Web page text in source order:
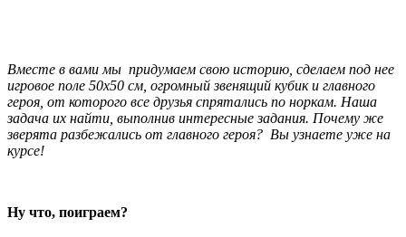
Вместе в вами мы придумаем свою историю, сделаем под нее
игровое поле 50х50 см, огромный звенящий кубик и главного
героя, от которого все друзья спрятались по норкам. Наша
задача их найти, выполнив интересные задания. Почему же
зверята разбежались от главного героя? Вы узнаете уже на
курсе!
Ну что, поиграем?